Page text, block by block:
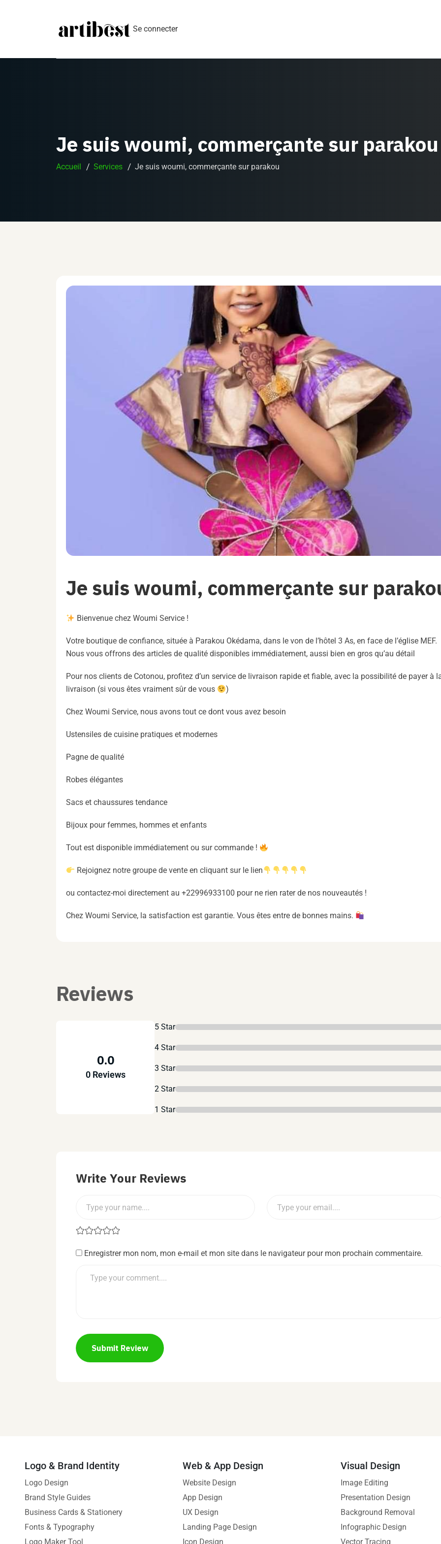
Se connecter
Je suis woumi, commerçante sur parakou
Accueil Services Je suis woumi, commerçante sur parakou
Je suis woumi, commerçante sur
Bienvenue chez Woumi Service !
Votre boutique de confiance, située à Parakou Okédama, dans le von de l’hôtel 3 As, en face de l’église MEF.
Nous vous offrons des articles de qualité disponibles immédiatement, aussi bien en gros qu’au détail
Pour nos clients de Cotonou, profitez d’un service de livraison rapide et fiable, avec la possibilité de payer à
livraison (si vous êtes vraiment sûr de vous
)
Chez Woumi Service, nous avons tout ce dont vous avez besoin
Ustensiles de cuisine pratiques et modernes
Pagne de qualité
Robes élégantes
Sacs et chaussures tendance
Bijoux pour femmes, hommes et enfants
Tout est disponible immédiatement ou sur commande !
Rejoignez notre groupe de vente en cliquant sur le lien
ou contactez-moi directement au +22996933100 pour ne rien rater de nos nouveautés !
Chez Woumi Service, la satisfaction est garantie. Vous êtes entre de bonnes mains.
Reviews
0.0
0 Reviews
5 Star
4 Star
3 Star
2 Star
1 Star
Write Your Reviews
Enregistrer mon nom, mon e-mail et mon site dans le navigateur pour mon prochain commentaire.
Submit Review
Logo & Brand Identity
Logo Design
Brand Style Guides
Business Cards & Stationery
Fonts & Typography
Logo Maker Tool
Web & App Design
Website Design
App Design
UX Design
Landing Page Design
Icon Design
Visual Design
Image Editing
Presentation Design
Background Removal
Infographic Design
Vector Tracing